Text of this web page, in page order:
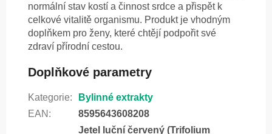
normální stav kostí a činnost srdce a přispět k
celkové vitalitě organismu. Produkt je vhodným
doplňkem pro ženy, které chtějí podpořit své
zdraví přírodní cestou.
Doplňkové parametry
Kategorie:
Bylinné extrakty
EAN : 8595643608208
Jetel luční červený (Trifolium